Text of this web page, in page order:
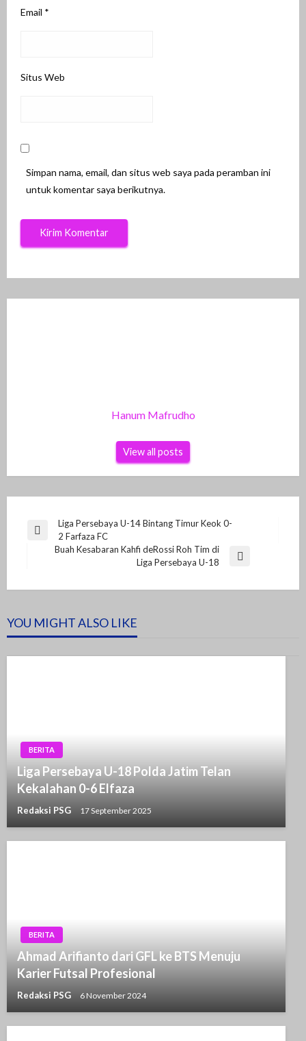
Email *
Situs Web
Simpan nama, email, dan situs web saya pada peramban ini
untuk komentar saya berikutnya.
Hanum Mafrudho
View all posts
Navigasi
Previous
Liga Persebaya U-14 Bintang Timur Keok 0-
2 Farfaza FC
Buah Kesabaran Kahfi deRossi Roh Tim di
Liga Persebaya U-18
YOU MIGHT ALSO LIKE
BERITA
Liga Persebaya U-18 Polda Jatim Telan
Kekalahan 0-6 Elfaza
Redaksi PSG 17 September 2025
BERITA
Ahmad Arifianto dari GFL ke BTS Menuju
Karier Futsal Profesional
Redaksi PSG 6 November 2024